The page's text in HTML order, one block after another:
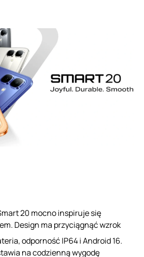
20 mocno inspiruje się
Design ma przyciągnąć wzrok
odporność IP64 i Android 16.
na codzienną wygodę